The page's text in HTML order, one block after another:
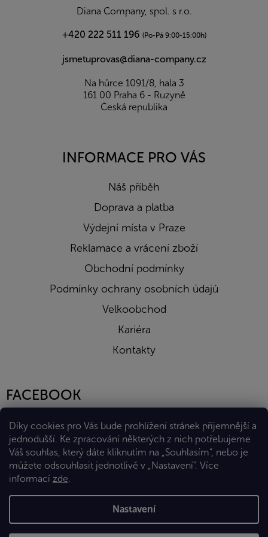
Díky cookies pro Vás bude prohlížení stránek příjemnější a
jednodušší. Ke zpracování některých z nich potřebujeme
Váš souhlas, který dáte kliknutím na „Souhlasím“, nebo je
můžete odsouhlasit jednotlivě v „Nastavení“. Více
informací zde.
Nastavení
Diana Company, spol. s r.o.
+420 222 511 196 (Po-Pá 9:00-15:00h)
jsmetuprovas@diana-company.cz
Na hůrce 1091/8, hala 3
161 00 Praha 6 - Ruzyně
Česká republika
INFORMACE PRO VÁS
Náš příběh
Doprava a platba
Výdejní místa v Praze
Reklamace a vrácení zboží
Obchodní podmínky
Podmínky ochrany osobních údajů
Velkoobchod
Kariéra
Kontakty
FACEBOOK
Vytvořil Shoptet Premium